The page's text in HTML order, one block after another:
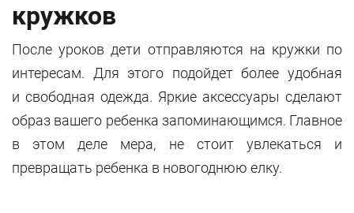
кружков
После уроков дети отправляются на кружки по
интересам. Для этого подойдет более удобная
и свободная одежда. Яркие аксессуары сделают
образ вашего ребенка запоминающимся. Главное
в этом деле мера, не стоит увлекаться и
превращать ребенка в новогоднюю елку.